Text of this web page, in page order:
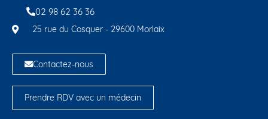
02 98 62 36 36
25 rue du Cosquer - 29600 Morlaix
Contactez-nous
Prendre RDV avec un médecin